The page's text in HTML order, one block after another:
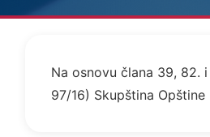
Na osnovu člana 39, 82.
97/16) Skupština